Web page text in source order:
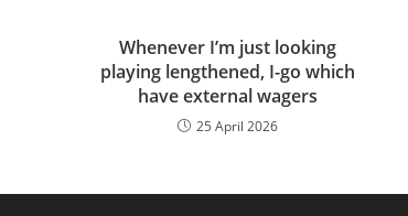
Whenever I’m just looking
playing lengthened, I-go which
have external wagers
25 April 2026